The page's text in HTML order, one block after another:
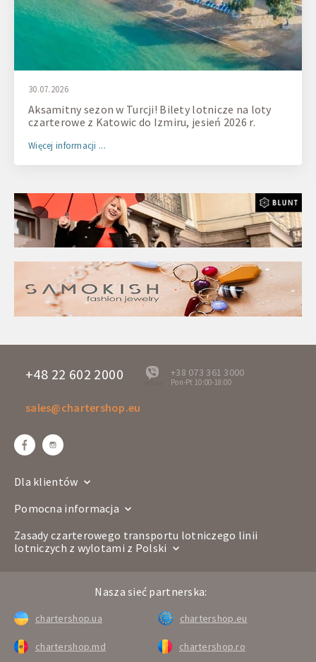
30.07.2026
Aksamitny sezon w Turcji! Bilety lotnicze na loty
czarterowe z Katowic do Izmiru, jesień 2026 r.
Więcej informacji ...
+48 22 602 2000
offline
+38 073 361 3000
Pon-Pt 10:00-18:00
sales@chartershop.eu
Dla klientów
Pomocna informacja
Zasady czarterowego transportu lotniczego linii
lotniczych z wylotami z Polski
Nasza sieć partnerska:
chartershop.ua chartershop.eu
chartershop.md chartershop.ro